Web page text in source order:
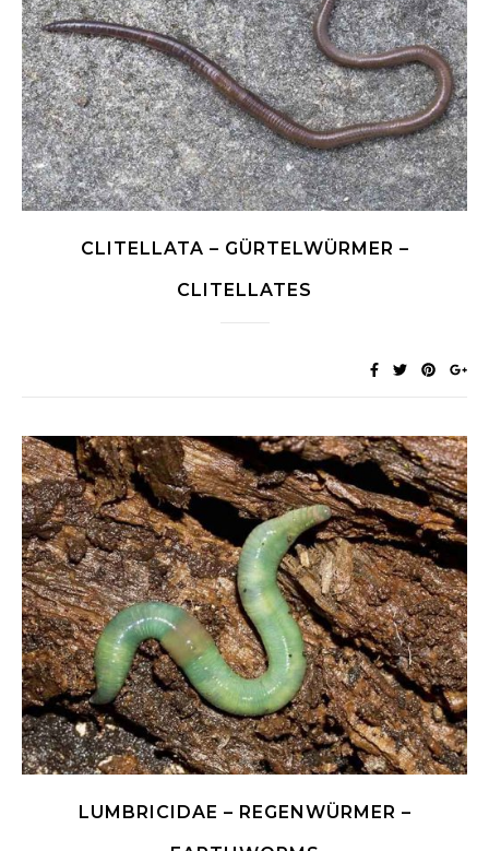
CLITELLATA – GÜRTELWÜRMER –
CLITELLATES
LUMBRICIDAE – REGENWÜRMER –